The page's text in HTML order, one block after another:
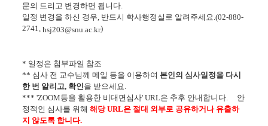
문의 드리고 변경하면 됩니다.
일정 변경을 하신 경우, 반드시 학사행정실로 알려주세요.(02-880-
2741,hsj203@snu.ac.kr)
* 일정은 첨부파일 참조
** 심사 전 교수님께 메일 등을 이용하여 본인의 심사일정을 다시
한 번 알리고, 확인을 받으세요.
*** 'ZOOM등을 활용한 비대면심사' URL은 추후 안내합니다. 안
정적인 심사를 위해해당 URL은 절대 외부로 공유하거나 유출하
지 않도록 합니다.